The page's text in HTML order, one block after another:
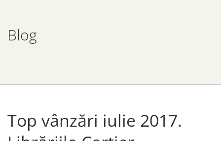
Blog
Top vânzări iulie 2017.